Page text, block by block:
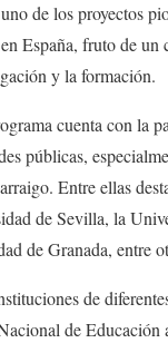
de los proyectos
España, fruto de un
y la formación.
cuenta con la
públicas,
Entre ellas
de Sevilla, la
de Granada, entre
de
de Educación